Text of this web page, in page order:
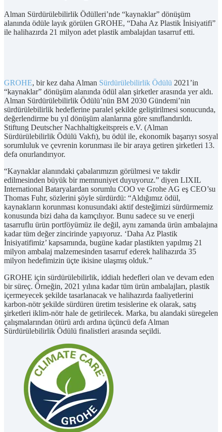
Alman Sürdürülebilirlik Ödülleri’nde “kaynaklar” dönüşüm
alanında ödüle layık görülen GROHE, “Daha Az Plastik İnisiyatifi”
ile halihazırda 21 milyon adet plastik ambalajdan tasarruf etti.
GROHE, bir kez daha Alman Sürdürülebilirlik Ödülü 2021’in
“kaynaklar” dönüşüm alanında ödül alan şirketler arasında yer aldı.
Alman Sürdürülebilirlik Ödülü’nün BM 2030 Gündemi’nin
sürdürülebilirlik hedeflerine paralel şekilde geliştirilmesi sonucunda,
değerlendirme bu yıl dönüşüm alanlarına göre sınıflandırıldı.
Stiftung Deutscher Nachhaltigkeitspreis e.V. (Alman
Sürdürülebilirlik Ödülü Vakfı), bu ödül ile, ekonomik başarıyı sosyal
sorumluluk ve çevrenin korunması ile bir araya getiren şirketleri 13.
defa onurlandırıyor.
“Kaynaklar alanındaki çabalarımızın görülmesi ve takdir
edilmesinden büyük bir memnuniyet duyuyoruz.” diyen LIXIL
International Bataryalardan sorumlu COO ve Grohe AG eş CEO’su
Thomas Fuhr, sözlerini şöyle sürdürdü: “Aldığımız ödül,
kaynakların korunması konusundaki aktif desteğimizi sürdürmemiz
konusunda bizi daha da kamçılıyor. Bunu sadece su ve enerji
tasarruflu ürün portföyümüz ile değil, aynı zamanda ürün ambalajına
kadar tüm değer zincirinde yapıyoruz. ‘Daha Az Plastik
İnisiyatifimiz’ kapsamında, bugüne kadar plastikten yapılmış 21
milyon ambalaj malzemesinden tasarruf ederek halihazırda 35
milyon hedefimizin üçte ikisine ulaşmış olduk.”
GROHE için sürdürülebilirlik, iddialı hedefleri olan ve devam eden
bir süreç. Örneğin, 2021 yılına kadar tüm ürün ambalajları, plastik
içermeyecek şekilde tasarlanacak ve halihazırda faaliyetlerini
karbon-nötr şekilde sürdüren üretim tesislerine ek olarak, satış
şirketleri iklim-nötr hale de getirilecek. Marka, bu alandaki süregelen
çalışmalarından ötürü ardı ardına üçüncü defa Alman
Sürdürülebilirlik Ödülü finalistleri arasında seçildi.